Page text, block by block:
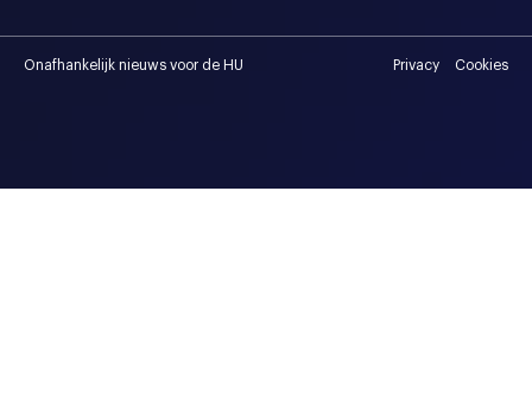
Onafhankelijk nieuws voor de HU Privacy Cookies